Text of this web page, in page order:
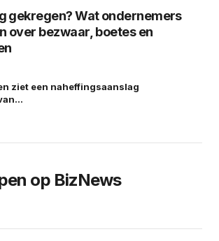
gekregen? Wat ondernemers
over bezwaar, boetes en
ziet een naheffingsaanslag
op BizNews